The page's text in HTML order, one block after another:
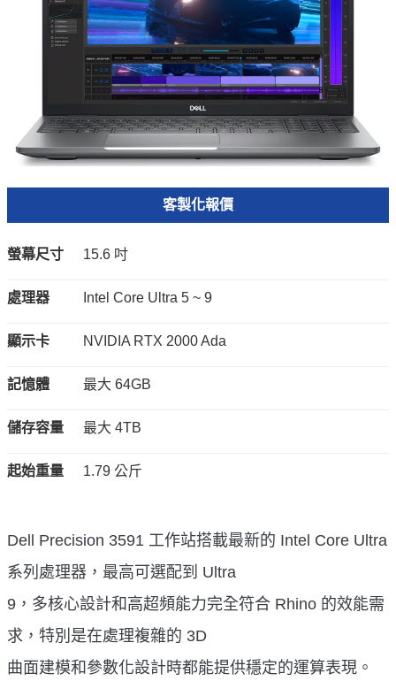
客製化報價
螢幕尺寸 15.6 吋
處理器 Intel Core Ultra 5 ~ 9
顯示卡 NVIDIA RTX 2000 Ada
記憶體 最大 64GB
儲存容量 最大 4TB
起始重量 1.79 公斤
Dell Precision 3591 工作站搭載最新的 Intel Core Ultra
系列處理器，最高可選配到 Ultra
9，多核心設計和高超頻能力完全符合 Rhino 的效能需
求，特別是在處理複雜的 3D
曲面建模和參數化設計時都能提供穩定的運算表現。